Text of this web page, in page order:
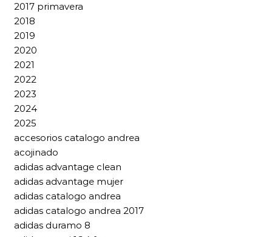
2017 primavera
2018
2019
2020
2021
2022
2023
2024
2025
accesorios catalogo andrea
acojinado
adidas advantage clean
adidas advantage mujer
adidas catalogo andrea
adidas catalogo andrea 2017
adidas duramo 8